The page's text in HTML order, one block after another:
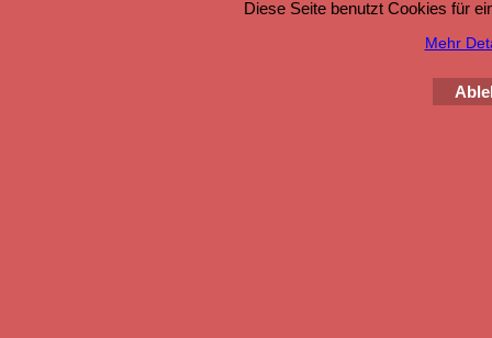
Diese Seite benutzt Cookies für
Mehr